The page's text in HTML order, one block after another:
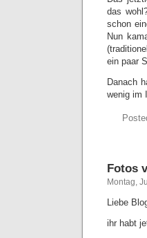
das
schon
Nun
ein paar
Danach
wenig im
Fotos
Montag,
Liebe
ihr habt